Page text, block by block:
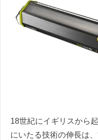
18世紀にイギリスから
にいたる技術の伸長は